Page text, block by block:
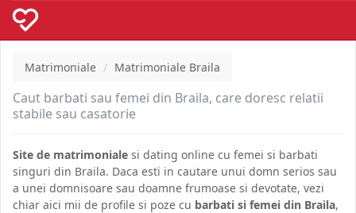
Matrimoniale Matrimoniale Braila
Caut barbati sau femei din Braila, care doresc relatii
stabile sau casatorie
Site de matrimoniale si dating online cu femei si barbati
singuri din Braila. Daca esti in cautare unui domn serios sau
a unei domnisoare sau doamne frumoase si devotate, vezi
chiar aici mii de profile si poze cu barbati si femei din Braila,